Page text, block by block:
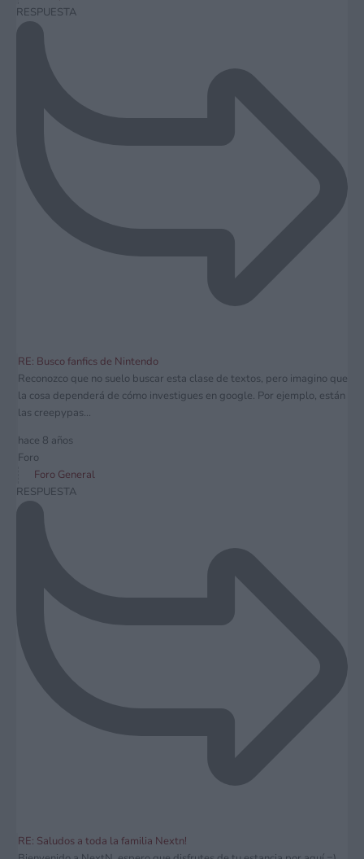
RESPUESTA
RE: Busco fanfics de Nintendo
Reconozco que no suelo buscar esta clase de textos, pero imagino que
la cosa dependerá de cómo investigues en google. Por ejemplo, están
las creepypas...
hace 8 años
Foro
Foro General
RESPUESTA
RE: Saludos a toda la familia Nextn!